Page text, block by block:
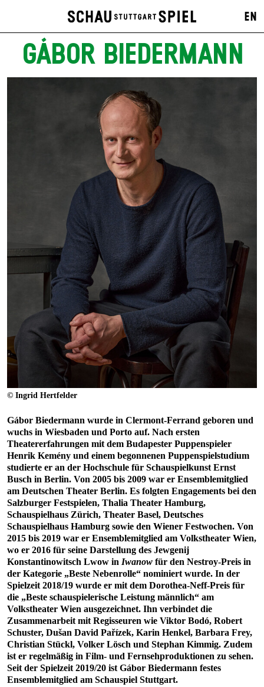
EN
GÁBOR BIEDERMANN
© Ingrid Hertfelder
Gábor Biedermann wurde in Clermont-Ferrand geboren und
wuchs in Wiesbaden und Porto auf. Nach ersten
Theatererfahrungen mit dem Budapester Puppenspieler
Henrik Kemény und einem begonnenen Puppenspielstudium
studierte er an der Hochschule für Schauspielkunst Ernst
Busch in Berlin. Von 2005 bis 2009 war er Ensemblemitglied
am Deutschen Theater Berlin. Es folgten Engagements bei den
Salzburger Festspielen, Thalia Theater Hamburg,
Schauspielhaus Zürich, Theater Basel, Deutsches
Schauspielhaus Hamburg sowie den Wiener Festwochen. Von
2015 bis 2019 war er Ensemblemitglied am Volkstheater Wien,
wo er 2016 für seine Darstellung des Jewgenij
Konstantinowitsch Lwow in Iwanow für den Nestroy-Preis in
der Kategorie „Beste Nebenrolle“ nominiert wurde. In der
Spielzeit 2018/19 wurde er mit dem Dorothea-Neff-Preis für
die „Beste schauspielerische Leistung männlich“ am
Volkstheater Wien ausgezeichnet. Ihn verbindet die
Zusammenarbeit mit Regisseuren wie Viktor Bodó, Robert
Schuster, Dušan David Pařízek, Karin Henkel, Barbara Frey,
Christian Stückl, Volker Lösch und Stephan Kimmig. Zudem
ist er regelmäßig in Film- und Fernsehproduktionen zu sehen.
Seit der Spielzeit 2019/20 ist Gábor Biedermann festes
Ensemblemitglied am Schauspiel Stuttgart.